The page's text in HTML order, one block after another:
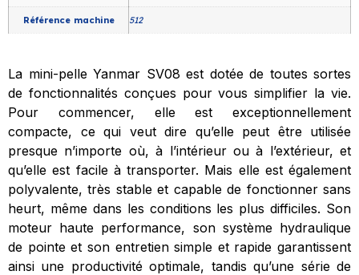
Référence machine 512
La mini-pelle Yanmar SV08 est dotée de toutes sortes
de fonctionnalités conçues pour vous simplifier la vie.
Pour commencer, elle est exceptionnellement
compacte, ce qui veut dire qu’elle peut être utilisée
presque n’importe où, à l’intérieur ou à l’extérieur, et
qu’elle est facile à transporter. Mais elle est également
polyvalente, très stable et capable de fonctionner sans
heurt, même dans les conditions les plus difficiles. Son
moteur haute performance, son système hydraulique
de pointe et son entretien simple et rapide garantissent
ainsi une productivité optimale, tandis qu’une série de